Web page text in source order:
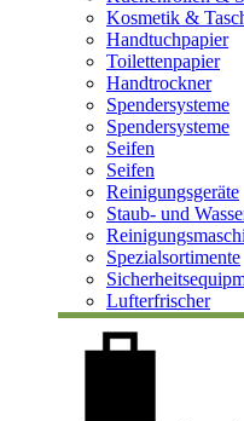
Kosmetik &
Handtuchpapier
Toilettenpapier
Handtrockner
Spendersysteme
Spendersysteme
Seifen
Seifen
Reinigungsgeräte
Staub- und
Spezialsortimente
Lufterfrischer